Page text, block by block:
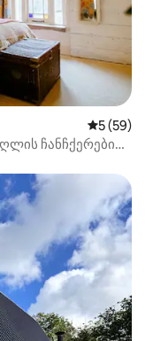
საშუალო
5 (59)
ჩანჩქერები